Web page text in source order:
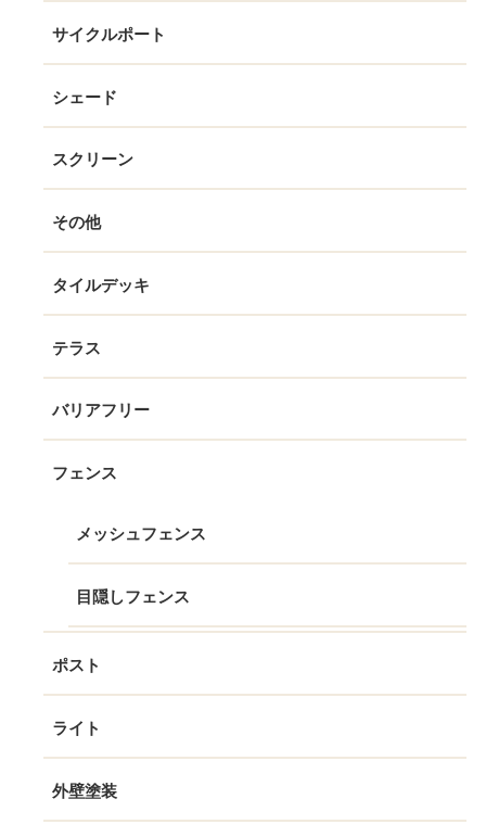
サイクルポート
シェード
スクリーン
その他
タイルデッキ
テラス
バリアフリー
フェンス
メッシュフェンス
目隠しフェンス
ポスト
ライト
外壁塗装